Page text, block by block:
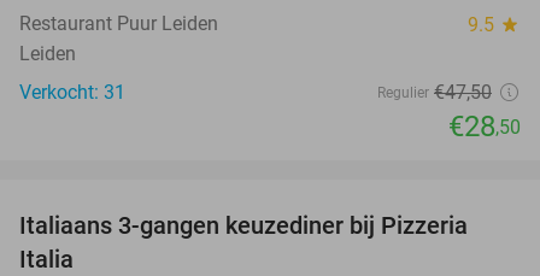
Restaurant Puur Leiden 9.5 star
Leiden
Verkocht: 31
Regulier €47,50
€28,50
42%
Italiaans 3-gangen keuzediner bij Pizzeria
Italia